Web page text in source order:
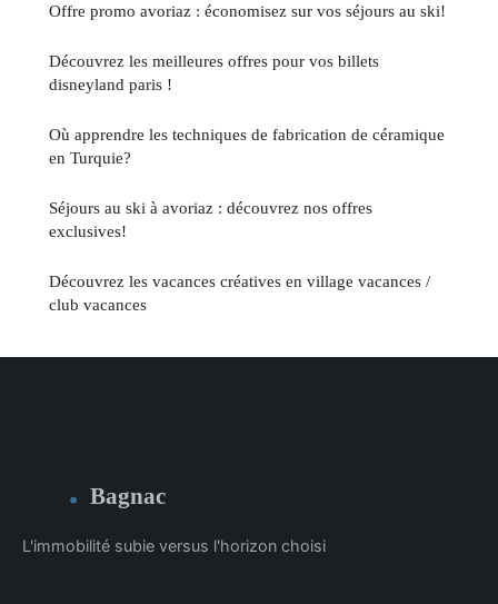
Offre promo avoriaz : économisez sur vos séjours au ski!
Découvrez les meilleures offres pour vos billets
disneyland paris !
Où apprendre les techniques de fabrication de céramique
en Turquie?
Séjours au ski à avoriaz : découvrez nos offres
exclusives!
Découvrez les vacances créatives en village vacances /
club vacances
Bagnac
L'immobilité subie versus l'horizon choisi